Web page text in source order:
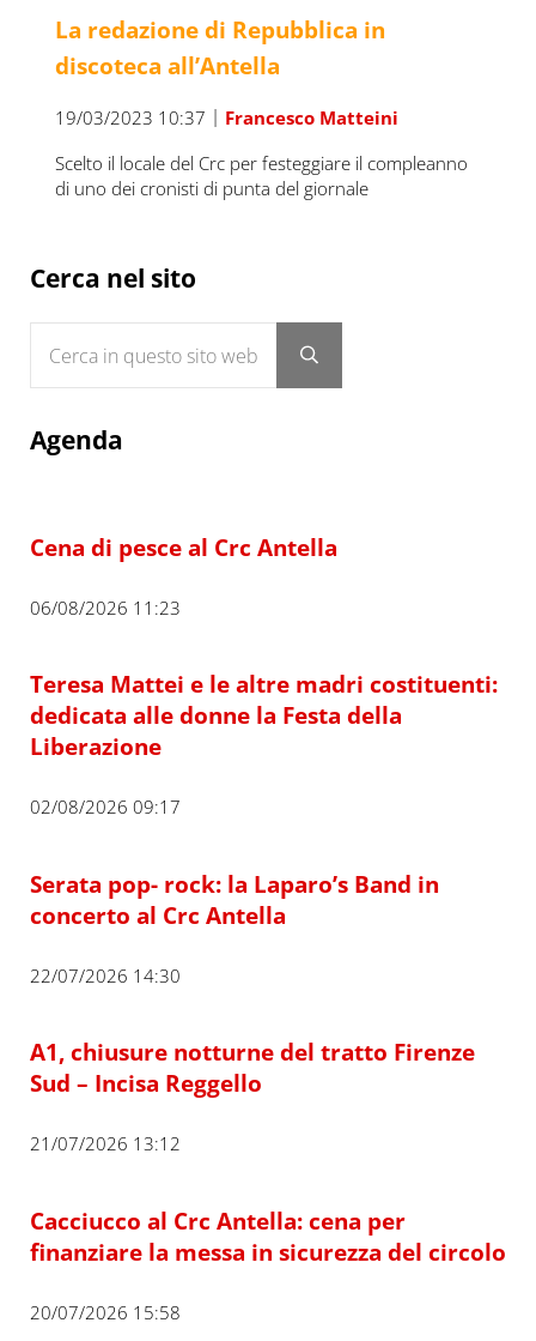
La redazione di Repubblica in
discoteca all’Antella
19/03/2023 10:37 | Francesco Matteini
Scelto il locale del Crc per festeggiare il compleanno
di uno dei cronisti di punta del giornale
Sidebar
Cerca nel sito
Submit search
Agenda
Cena di pesce al Crc Antella
06/08/2026 11:23
Teresa Mattei e le altre madri costituenti:
dedicata alle donne la Festa della
Liberazione
02/08/2026 09:17
Serata pop- rock: la Laparo’s Band in
concerto al Crc Antella
22/07/2026 14:30
A1, chiusure notturne del tratto Firenze
Sud – Incisa Reggello
21/07/2026 13:12
Cacciucco al Crc Antella: cena per
finanziare la messa in sicurezza del circolo
20/07/2026 15:58